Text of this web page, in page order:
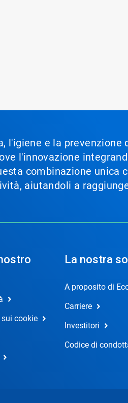
l'igiene e la
l'innovazione
combinazione
aiutandoli a
cookie
La nostra
A proposito di
Carriere
Investitori
Codice di